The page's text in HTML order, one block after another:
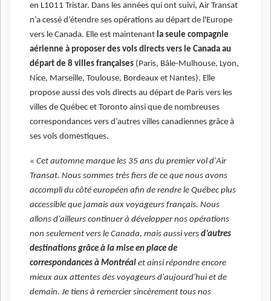
en L1011 Tristar. Dans les années qui ont suivi, Air Transat
n’a cessé d’étendre ses opérations au départ de l'Europe
vers le Canada. Elle est maintenant la seule compagnie
aérienne à proposer des vols directs vers le Canada au
départ de 8 villes françaises (Paris, Bâle-Mulhouse, Lyon,
Nice, Marseille, Toulouse, Bordeaux et Nantes). Elle
propose aussi des vols directs au départ de Paris vers les
villes de Québec et Toronto ainsi que de nombreuses
correspondances vers d’autres villes canadiennes grâce à
ses vols domestiques.
« Cet automne marque les 35 ans du premier vol d'Air
Transat. Nous sommes très fiers de ce que nous avons
accompli du côté européen afin de rendre le Québec plus
accessible que jamais aux voyageurs français. Nous
allons d’ailleurs continuer à développer nos opérations
non seulement vers le Canada, mais aussi vers d’autres
destinations grâce à la mise en place de
correspondances à Montréal et ainsi répondre encore
mieux aux attentes des voyageurs d'aujourd'hui et de
demain. Je tiens à remercier sincèrement tous nos